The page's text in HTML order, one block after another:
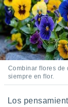
Combinar flores de
siempre en flor.
Los